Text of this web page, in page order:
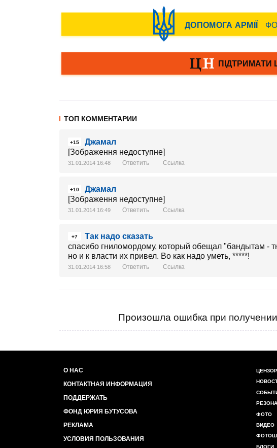
ТОП КОММЕНТАРИИ
+15
Джамал
[Зображення недоступне]
31.01.2014 16:48 Ответить Ссылка
+10
Джамал
[Зображення недоступне]
31.01.2014 16:49 Ответить Ссылка
+7
Так надо сказать
спасибо гниломордому, который обещал "бандытам -
но и к власти их привел. Во как надо уметь, *****!
31.01.2014 16:58 Ответить Ссылка
Произошла ошибка при
О НАС
КОНТАКТНАЯ ИНФОРМАЦИЯ
ПОДДЕРЖАТЬ
ФОНД ЮРИЯ БУТУСОВА
РЕКЛАМА
УСЛОВИЯ ПОЛЬЗОВАНИЯ
ФОТО
ВИДЕО
БЛОГИ